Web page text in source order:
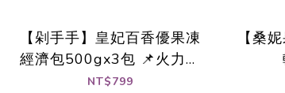
【剁手手】皇妃百香優果凍
經濟包500gx3包 📌火力全
開出貨🚀
NT$799
【桑